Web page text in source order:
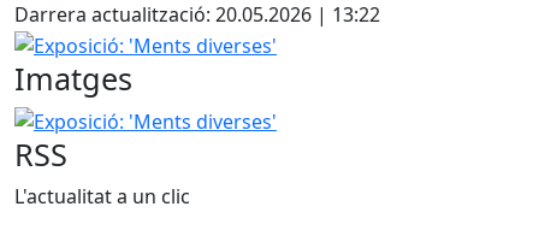
Darrera actualització: 20.05.2026 | 13:22
Exposició: 'Ments diverses'
Imatges
Exposició: 'Ments diverses'
RSS
L'actualitat a un clic